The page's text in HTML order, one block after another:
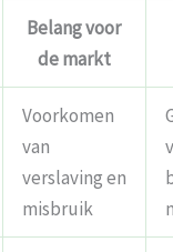
Belang voor
de markt
Voorkomen
van
verslaving en
misbruik